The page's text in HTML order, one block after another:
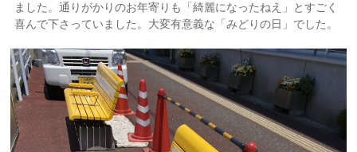
ました。通りがかりのお年寄りも「綺麗になったねえ」とすごく
喜んで下さっていました。大変有意義な「みどりの日」でした。